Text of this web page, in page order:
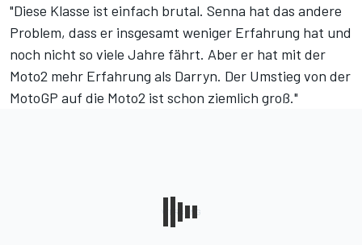
"Diese Klasse ist einfach brutal. Senna hat das andere
Problem, dass er insgesamt weniger Erfahrung hat und
noch nicht so viele Jahre fährt. Aber er hat mit der
Moto2 mehr Erfahrung als Darryn. Der Umstieg von der
MotoGP auf die Moto2 ist schon ziemlich groß."